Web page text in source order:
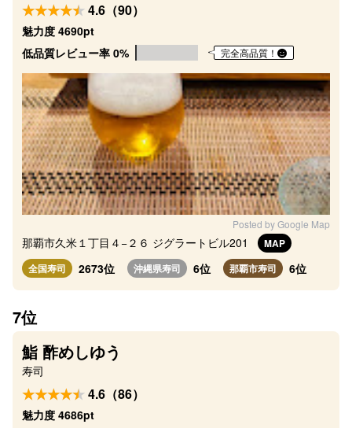
4.6（90）
魅力度 4690pt
低品質レビュー率 0%
完全高品質！
Posted by Google Map
那覇市久米１丁目４−２６ ジグラートビル201
MAP
全国寿司
2673位 沖縄県寿司 6位 那覇市寿司 6位
7位
鮨 酢めしゆう
寿司
4.6（86）
魅力度 4686pt